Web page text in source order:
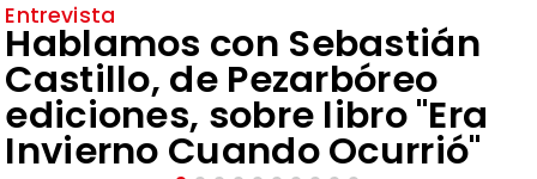
Entrevista
Hablamos con Sebastián
Castillo, de Pezarbóreo
ediciones, sobre libro "Era
Invierno Cuando Ocurrió"